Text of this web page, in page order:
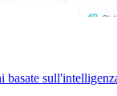
basate